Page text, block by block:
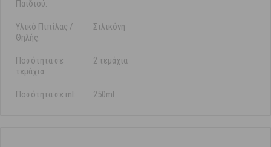
Παιδιού:
Υλικό Πιπίλας /
Θηλής:
Σιλικόνη
Ποσότητα σε
τεμάχια:
2 τεμάχια
Ποσότητα σε ml: 250ml